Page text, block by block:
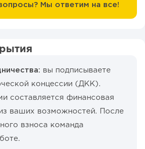
Мы ответим на все!
вы подписываете
концессии (ДКК).
составляется финансовая
ваших возможностей. После
взноса команда